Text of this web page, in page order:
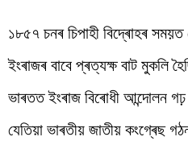
১৮৫৭ চনৰ চিপাহী বিদ্ৰোহৰ সময়ত
ইংৰাজৰ বাবে প্ৰত্যক্ষ বাট মুকলি
ভাৰতত ইংৰাজ বিৰোধী আন্দোলন
যেতিয়া ভাৰতীয় জাতীয় কংগ্ৰেছ